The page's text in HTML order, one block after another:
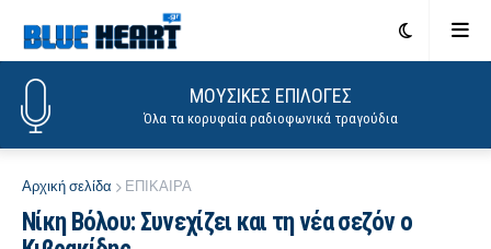
ΜΟΥΣΙΚΕΣ ΕΠΙΛΟΓΕΣ
Όλα τα κορυφαία ραδιοφωνικά τραγούδια
Αρχική σελίδα ΕΠΙΚΑΙΡΑ
Νίκη Βόλου: Συνεχίζει και τη νέα σεζόν ο